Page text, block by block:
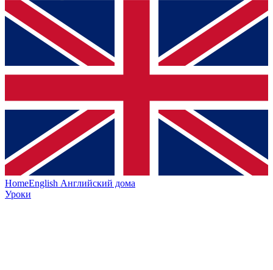
HomeEnglish Английский дома
Уроки